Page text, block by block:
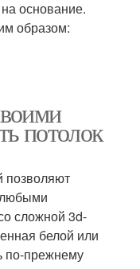
основание.
образом:
потолок
позволяют
любыми
сложной 3d-
белой или
по-прежнему